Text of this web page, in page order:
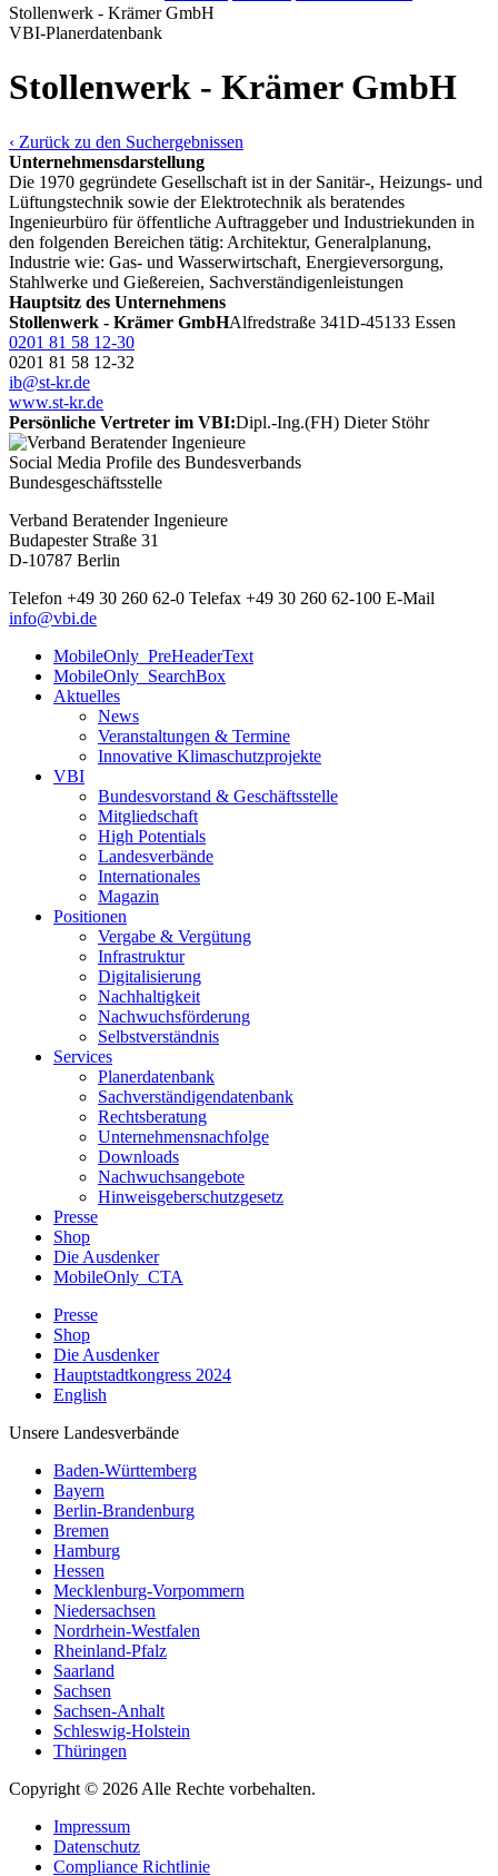
Stollenwerk - Krämer GmbH
VBI-Pla­ner­daten­bank
Stollenwerk - Krämer GmbH
‹ Zurück zu den Suchergebnissen
Unternehmensdarstellung
Die 1970 gegründete Gesellschaft ist in der Sanitär-, Heizungs- und
Lüftungstechnik sowie der Elektrotechnik als beratendes
Ingenieurbüro für öffentliche Auftraggeber und Industriekunden in
den folgenden Bereichen tätig: Architektur, Generalplanung,
Industrie wie: Gas- und Wasserwirtschaft, Energieversorgung,
Stahlwerke und Gießereien, Sachverständigenleistungen
Hauptsitz des Unternehmens
Stollenwerk - Krämer GmbHAlfredstraße 341D-45133 Essen
0201 81 58 12-30
0201 81 58 12-32
ib@st-kr.de
www.st-kr.de
Persönliche Vertreter im VBI:Dipl.-Ing.(FH) Dieter Stöhr
Social Media Profile des Bundesverbands
Bundesgeschäftsstelle
Verband Beratender Ingenieure
Budapester Straße 31
D-10787 Berlin
Telefon +49 30 260 62-0 Telefax +49 30 260 62-100 E-Mail
info@vbi.de
MobileOnly_PreHeaderText
MobileOnly_SearchBox
Aktuelles
News
Veranstaltungen & Termine
Innovative Klimaschutzprojekte
VBI
Bundesvorstand & Geschäftsstelle
Mitgliedschaft
High Potentials
Landesverbände
Internationales
Magazin
Positionen
Vergabe & Vergütung
Infrastruktur
Digitalisierung
Nachhaltigkeit
Nachwuchsförderung
Selbstverständnis
Services
Planerdatenbank
Sachverständigendatenbank
Rechtsberatung
Unternehmensnachfolge
Downloads
Nachwuchsangebote
Hinweisgeberschutzgesetz
Presse
Shop
Die Ausdenker
MobileOnly_CTA
Presse
Shop
Die Ausdenker
Hauptstadtkongress 2024
English
Unsere Landesverbände
Baden-Württemberg
Bayern
Berlin-Brandenburg
Bremen
Hamburg
Hessen
Mecklenburg-Vorpommern
Niedersachsen
Nordrhein-Westfalen
Rheinland-Pfalz
Saarland
Sachsen
Sachsen-Anhalt
Schleswig-Holstein
Thüringen
Copyright © 2026 Alle Rechte vorbehalten.
Impressum
Datenschutz
Compliance Richtlinie